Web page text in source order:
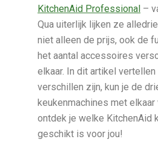
KitchenAid Professional –
Qua uiterlijk lijken ze
niet alleen de prijs, ook de
het aantal accessoires
elkaar. In dit artikel
verschillen zijn, kun je de
keukenmachines met elkaar
ontdek je welke KitchenAid
geschikt is voor jou!